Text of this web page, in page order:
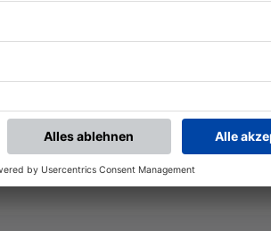
BFV-WHATSAPP-KANAL!